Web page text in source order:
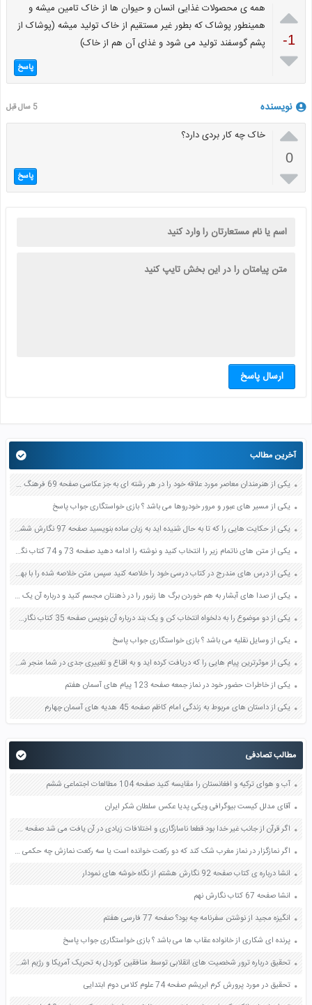

-1

همه ی محصولات غذایی انسان و حیوان ها از خاک تامین میشه و
همینطور پوشاک که بطور غیر مستقیم از خاک تولید میشه (پوشاک از
پشم گوسفند تولید می شود و غذای آن هم از خاک)
پاسخ
نویسنده 5 سال قبل

0

خاک چه کار بردی دارد؟
پاسخ
ارسال پاسخ
آخرین مطالب
یکی از هنرمندان معاصر مورد علاقه خود را در هر رشته ای به جز عکاسی صفحه 69 فرهنگ و هنر نهم
یکی از مسیر های عبور و مرور خودروها می باشد ؟ بازی خواستگاری جواب پاسخ
یکی از حکایت هایی را که تا به حال شنیده اید به زبان ساده بنویسید صفحه 97 نگارش ششم دبستان
یکی از متن های ناتمام زیر را انتخاب کنید و نوشته را ادامه دهید صفحه 73 و 74 کتاب نگارش فارسی پنجم دبستان
یکی از درس های مندرج در کتاب درسی خود را خلاصه کنید سپس متن خلاصه شده را با بهره گیری از روش های دسته بندی نمودار جدول نقشه مفهومی نشان دهید صفحه 118 نگارش یازدهم
یکی از صدا های آبشار به هم خوردن برگ ها زنبور را در ذهنتان مجسم کنید و درباره آن یک بند بنویسید صفحه 11 نگارش پنجم
یکی از دو موضوع را به دلخواه انتخاب کن و یک بند درباره آن بنویس صفحه 35 کتاب نگارش فارسی سوم
یکی از وسایل نقلیه می باشد ؟ بازی خواستگاری جواب پاسخ
یکی از موثرترین پیام هایی را که دریافت کرده اید و به اقناع و تغییری جدی در شما منجر شده است برسی کنید و علت این تاثیر گذاری قابل توجه را بنویسید صفحه 52 تفکر و سواد رسانه ای دهم
یکی از خاطرات حضور خود در نماز جمعه صفحه 123 پیام های آسمان هفتم
یکی از داستان های مربوط به زندگی امام کاظم صفحه 45 هدیه های آسمان چهارم
مطالب تصادفی
آب و هوای ترکیه و افغانستان را مقایسه کنید صفحه 104 مطالعات اجتماعی ششم
آقای مدلل کیست بیوگرافی ویکی پدیا عکس سلطان شکر ایران
اگر قرآن از جانب غیر خدا بود قطعا ناسازگاری و اختلافات زیادی در آن یافت می شد صفحه 41 دین و زندگی یازدهم
اگر نمازگزار در نماز مغرب شک کند که دو رکعت خوانده است یا سه رکعت نمازش چه حکمی دارد؟ صفحه 79 پیام های آسمان نهم
انشا درباره ی کتاب صفحه 92 نگارش هشتم از نگاه خوشه های نمودار
انشا صفحه 67 کتاب نگارش نهم
انگیزه مجید از نوشتن سفرنامه چه بود؟ صفحه 77 فارسی هفتم
پرنده ای شکاری از خانواده عقاب ها می باشد ؟ بازی خواستگاری جواب پاسخ
تحقیق درباره ترور شخصیت های انقلابی توسط منافقین کوردل به تحریک آمریکا و رژیم اشغالگر قدس صفحه 35 آمادگی دفاعی نهم
تحقیق در مورد پرورش کرم ابریشم صفحه 74 علوم کلاس دوم ابتدایی